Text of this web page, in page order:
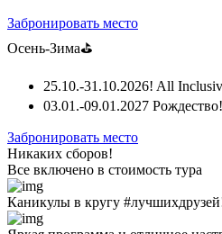
Забронировать место
Осень-Зима⛳
25.10.-31.10.2026! All
03.01.-09.01.2027 Рождество!
Забронировать место
Никаких сборов!
Все включено в стоимость тура
Каникулы в кругу